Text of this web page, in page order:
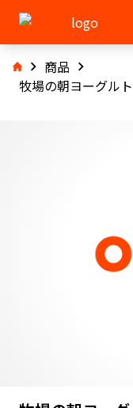
商品
牧場の朝ヨーグル